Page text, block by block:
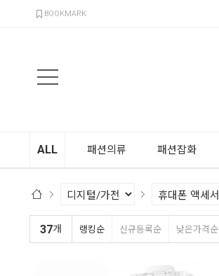
BOOKMARK
ALL 패션의류 패션잡화
37개 랭킹순 신규등록순 낮은가격순